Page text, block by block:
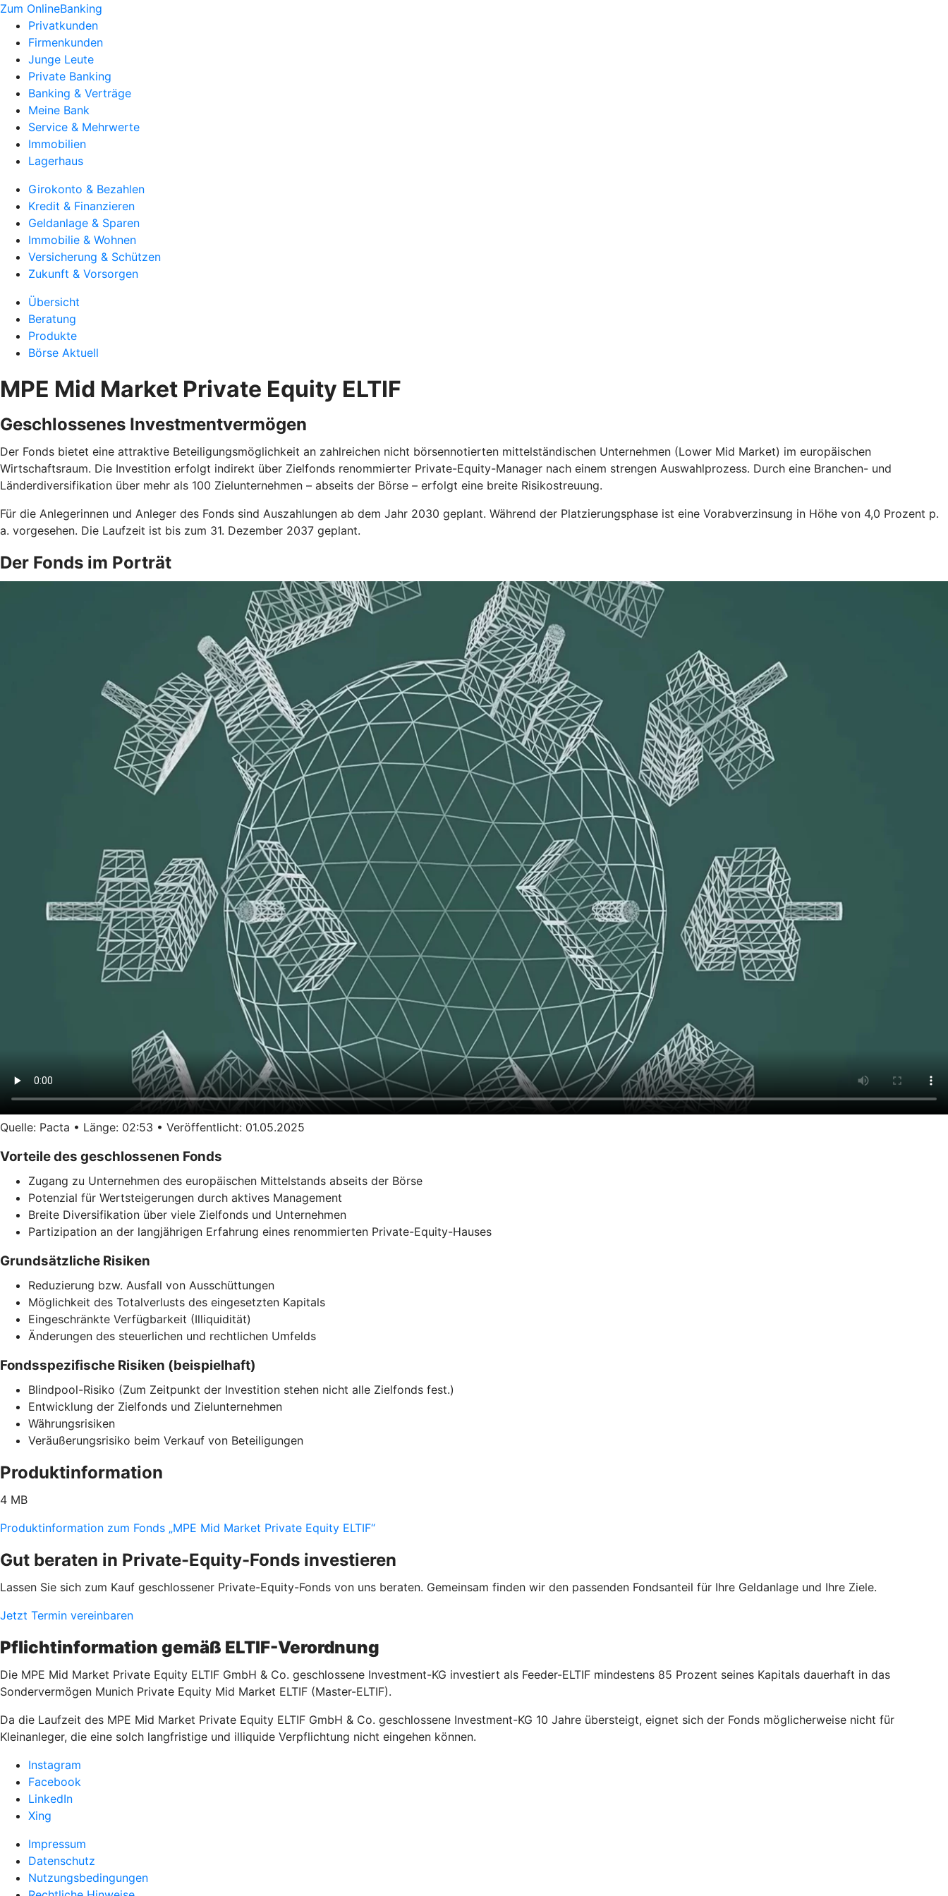
Zum OnlineBanking
Privatkunden
Firmenkunden
Junge Leute
Private Banking
Banking & Verträge
Meine Bank
Service & Mehrwerte
Immobilien
Lagerhaus
Girokonto & Bezahlen
Kredit & Finanzieren
Geldanlage & Sparen
Immobilie & Wohnen
Versicherung & Schützen
Zukunft & Vorsorgen
Übersicht
Beratung
Produkte
Börse Aktuell
MPE Mid Market Private Equity ELTIF
Geschlossenes Investmentvermögen
Der Fonds bietet eine attraktive Beteiligungsmöglichkeit an zahlreichen nicht börsennotierten mittelständischen Unternehmen (Lower Mid Market) im europäischen
Wirtschaftsraum. Die Investition erfolgt indirekt über Zielfonds renommierter Private-Equity-Manager nach einem strengen Auswahlprozess. Durch eine Branchen- und
Länderdiversifikation über mehr als 100 Zielunternehmen – abseits der Börse – erfolgt eine breite Risikostreuung.
Für die Anlegerinnen und Anleger des Fonds sind Auszahlungen ab dem Jahr 2030 geplant. Während der Platzierungsphase ist eine Vorabverzinsung in Höhe von 4,0 Prozent p.
a. vorgesehen. Die Laufzeit ist bis zum 31. Dezember 2037 geplant.
Der Fonds im Porträt
Quelle: Pacta • Länge: 02:53 • Veröffentlicht: 01.05.2025
Vorteile des geschlossenen Fonds
Zugang zu Unternehmen des europäischen Mittelstands abseits der Börse
Potenzial für Wertsteigerungen durch aktives Management
Breite Diversifikation über viele Zielfonds und Unternehmen
Partizipation an der langjährigen Erfahrung eines renommierten Private-Equity-Hauses
Grundsätzliche Risiken
Reduzierung bzw. Ausfall von Ausschüttungen
Möglichkeit des Totalverlusts des eingesetzten Kapitals
Eingeschränkte Verfügbarkeit (Illiquidität)
Änderungen des steuerlichen und rechtlichen Umfelds
Fondsspezifische Risiken (beispielhaft)
Blindpool-Risiko (Zum Zeitpunkt der Investition stehen nicht alle Zielfonds fest.)
Entwicklung der Zielfonds und Zielunternehmen
Währungsrisiken
Veräußerungsrisiko beim Verkauf von Beteiligungen
Produktinformation
4 MB
Produktinformation zum Fonds „MPE Mid Market Private Equity ELTIF“
Gut beraten in Private-Equity-Fonds investieren
Lassen Sie sich zum Kauf geschlossener Private-Equity-Fonds von uns beraten. Gemeinsam finden wir den passenden Fondsanteil für Ihre Geldanlage und Ihre Ziele.
Jetzt Termin vereinbaren
Pflichtinformation gemäß ELTIF-Verordnung
Die MPE Mid Market Private Equity ELTIF GmbH & Co. geschlossene Investment-KG investiert als Feeder-ELTIF mindestens 85 Prozent seines Kapitals dauerhaft in das
Sondervermögen Munich Private Equity Mid Market ELTIF (Master-ELTIF).
Da die Laufzeit des MPE Mid Market Private Equity ELTIF GmbH & Co. geschlossene Investment-KG 10 Jahre übersteigt, eignet sich der Fonds möglicherweise nicht für
Kleinanleger, die eine solch langfristige und illiquide Verpflichtung nicht eingehen können.
Instagram
Facebook
LinkedIn
Xing
Impressum
Datenschutz
Nutzungsbedingungen